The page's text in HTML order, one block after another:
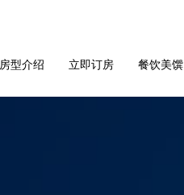
房型介绍 立即订房 餐饮美馔